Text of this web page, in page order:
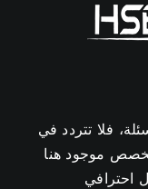
فلا تتردد في
موجود هنا